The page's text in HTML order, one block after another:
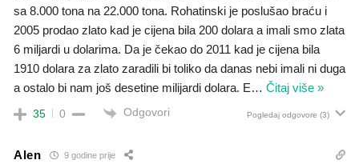
sa 8.000 tona na 22.000 tona. Rohatinski je poslušao braću i
2005 prodao zlato kad je cijena bila 200 dolara a imali smo zlata
6 miljardi u dolarima. Da je čekao do 2011 kad je cijena bila
1910 dolara za zlato zaradili bi toliko da danas nebi imali ni duga
a ostalo bi nam još desetine milijardi dolara. E… Čitaj više »
35 0 Odgovori Pogledaj odgovore (3)
Alen 9 godine prije